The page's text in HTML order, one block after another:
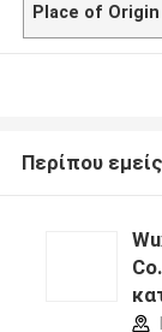
Place of Origin
Περίπου εμείς